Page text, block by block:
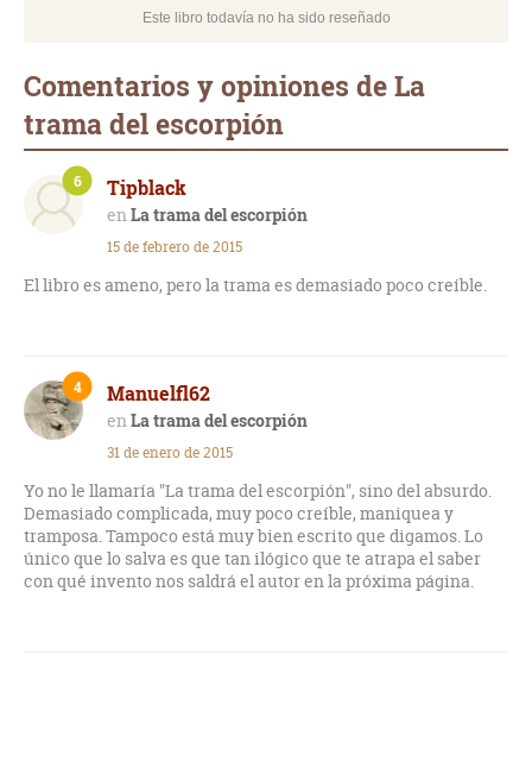
Este libro todavía no ha sido reseñado
Comentarios y opiniones de La
trama del escorpión
Tipblack
La trama del escorpión
6
15 de febrero de 2015
El libro es ameno, pero la trama es demasiado poco creíble.
Manuelfl62
La trama del escorpión
4
31 de enero de 2015
Yo no le llamaría "La trama del escorpión", sino del absurdo.
Demasiado complicada, muy poco creíble, maniquea y
tramposa. Tampoco está muy bien escrito que digamos. Lo
único que lo salva es que tan ilógico que te atrapa el saber
con qué invento nos saldrá el autor en la próxima página.